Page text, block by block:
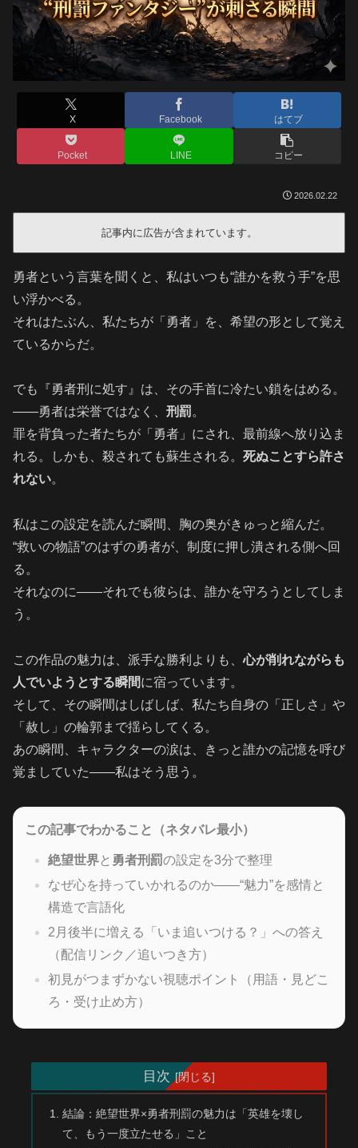
X Facebook はてブ
Pocket LINE コピー
2026.02.22
記事内に広告が含まれています。
勇者という言葉を聞くと、私はいつも“誰かを救う手”を思
い浮かべる。
それはたぶん、私たちが「勇者」を、希望の形として覚え
ているからだ。
でも『勇者刑に処す』は、その手首に冷たい鎖をはめる。
――勇者は栄誉ではなく、 刑罰。
罪を背負った者たちが「勇者」にされ、最前線へ放り込ま
れる。しかも、殺されても蘇生される。 死ぬことすら許さ
れない。
私はこの設定を読んだ瞬間、胸の奥がきゅっと縮んだ。
“救いの物語”のはずの勇者が、制度に押し潰される側へ回
る。
それなのに――それでも彼らは、誰かを守ろうとしてしま
う。
この作品の魅力は、派手な勝利よりも、心が削れながらも
人でいようとする瞬間に宿っています。
そして、その瞬間はしばしば、私たち自身の「正しさ」や
「赦し」の輪郭まで揺らしてくる。
あの瞬間、キャラクターの涙は、きっと誰かの記憶を呼び
覚ましていた――私はそう思う。
この記事でわかること（ネタバレ最小）
絶望世界と 勇者刑罰の設定を3分で整理
なぜ心を持っていかれるのか――“魅力”を感情と
構造で言語化
2月後半に増える「いま追いつける？」への答え
（配信リンク／追いつき方）
初見がつまずかない視聴ポイント（用語・見どこ
ろ・受け止め方）
目次
結論：絶望世界×勇者刑罰の魅力は「英雄を壊し
て、もう一度立たせる」こと